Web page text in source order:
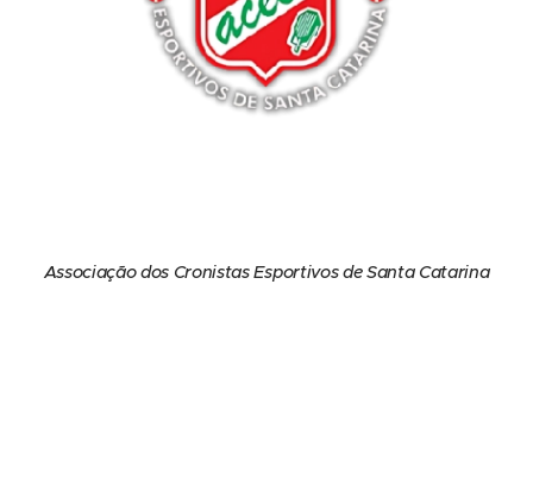
Associação dos Cronistas Esportivos de Santa Catarina